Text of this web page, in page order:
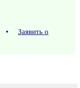
•
Заявить о